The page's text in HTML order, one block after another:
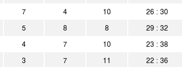
7 4 10 26 : 30
5 8 8 29 : 32
4 7 10 23 : 38
3 7 11 22 : 36